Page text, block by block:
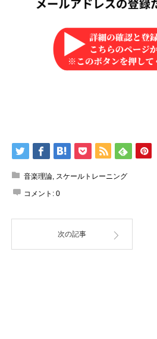
音楽理論, スケールトレーニング
コメント: 0
次の記事